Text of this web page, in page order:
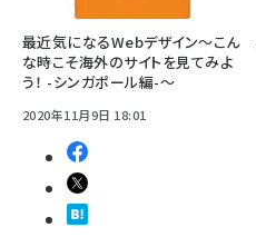
最近気になるWebデザイン～こん
な時こそ海外のサイトを見てみよ
う！ -シンガポール編-～
2020年11月9日 18:01